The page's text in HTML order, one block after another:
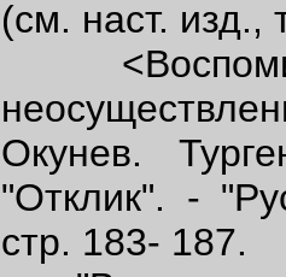
(см. наст. изд.,
Окунев.
"Отклик". -
стр. 183- 187.